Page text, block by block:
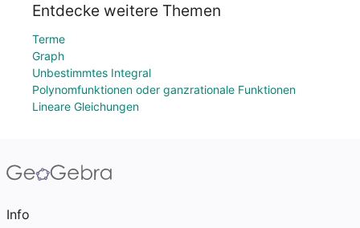
Entdecke weitere Themen
Terme
Graph
Unbestimmtes Integral
Polynomfunktionen oder ganzrationale Funktionen
Lineare Gleichungen
Info